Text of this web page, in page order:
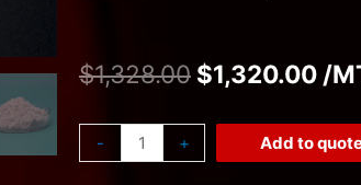
$1,328.00 $1,320.00 /
- + Add to